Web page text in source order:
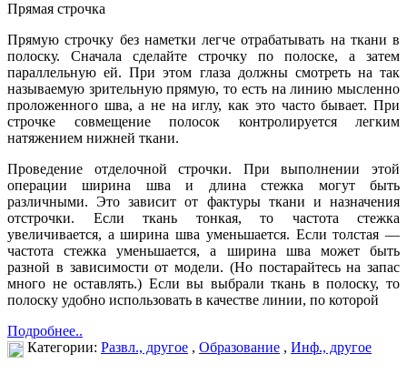
Прямая строчка
Прямую строчку без наметки легче отрабатывать на ткани в
полоску. Сначала сделайте строчку по полоске, а затем
параллельную ей. При этом глаза должны смотреть на так
называемую зрительную прямую, то есть на линию мысленно
проложенного шва, а не на иглу, как это часто бывает. При
строчке совмещение полосок контролируется легким
натяжением нижней ткани.
Проведение отделочной строчки. При выполнении этой
операции ширина шва и длина стежка могут быть
различными. Это зависит от фактуры ткани и назначения
отстрочки. Если ткань тонкая, то частота стежка
увеличивается, а ширина шва уменьшается. Если толстая —
частота стежка уменьшается, а ширина шва может быть
разной в зависимости от модели. (Но постарайтесь на запас
много не оставлять.) Если вы выбрали ткань в полоску, то
полоску удобно использовать в качестве линии, по которой
Подробнее..
Категории: Развл., другое , Образование , Инф., другое